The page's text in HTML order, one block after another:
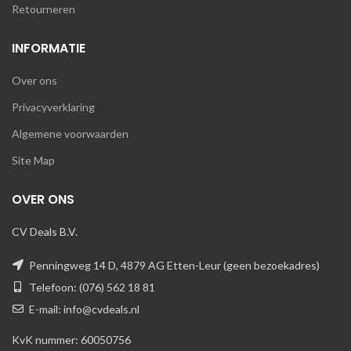
Retourneren
INFORMATIE
Over ons
Privacyverklaring
Algemene voorwaarden
Site Map
OVER ONS
CV Deals B.V.
Penningweg 14 D, 4879 AG Etten-Leur (geen bezoekadres)
Telefoon: (076) 562 18 81
E-mail: info@cvdeals.nl
KvK nummer: 60050756